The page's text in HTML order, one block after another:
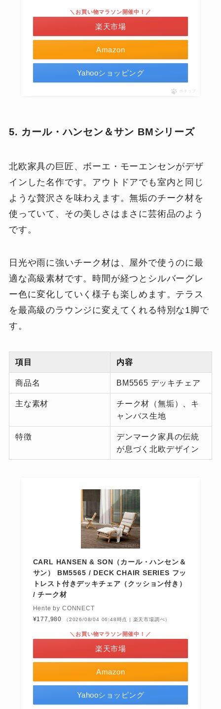
Amazon
＼お買い物マラソン開催中！／
楽天市場
Yahooショッピング
ポチップ
5. カール・ハンセン＆サン BMシリーズ
北欧家具の巨匠、ボーエ・モーエンセンがデザ
インした名作です。アウトドアでも室内と同じ
ような贅沢さを味わえます。無垢のチーク材を
使っていて、その美しさはまさに芸術品のよう
です。
日光や雨に強いチーク材は、屋外で使うのに最
適な高級素材です。時間が経つとシルバーグレ
ー色に変化していく様子も楽しめます。テラス
を最高級のラウンジに変えてくれる特別な1脚で
す。
項目 内容
商品名 BM5565 デッキチェア
主な素材
チーク材（無垢）、キ
ャンバス生地
特徴
デンマーク家具の伝統
が息づく北欧デザイン
CARL HANSEN & SON（カール・ハンセン＆
サン） BM5565 / DECK CHAIR SERIES フッ
トレスト付きデッキチェア（クッション付き）
/ チーク材
Hente by CONNECT
¥177,980
（2026/08/04 06:48時点 | 楽天市場調べ）
Amazon
＼お買い物マラソン開催中！／
楽天市場
Yahooショッピング